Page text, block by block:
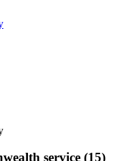
service (15)